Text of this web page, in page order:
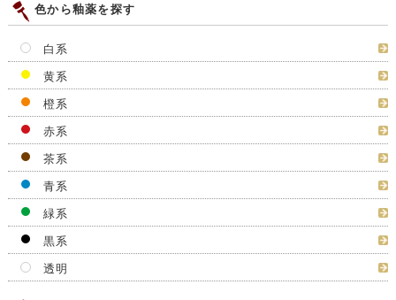
色から釉薬を探す
白系
黄系
橙系
赤系
茶系
青系
緑系
黒系
透明